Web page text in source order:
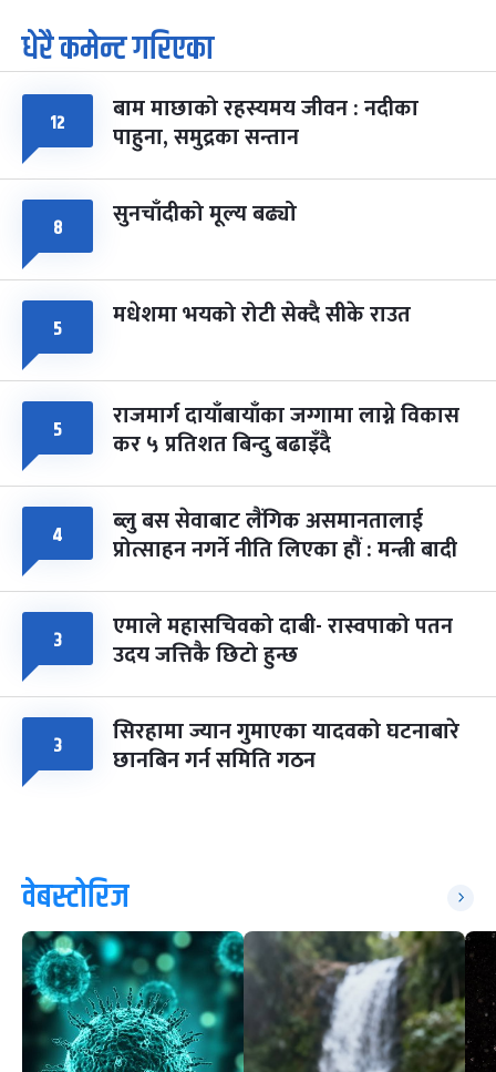
७
आइत
पूर्णिमा व्रत
चैत्र ७, २०८३-Mar 21, 2027
८ फागुपूर्णिमा
चैत्र ८, २०८३-Mar 22, 2027
७ महिना बाँकी
धेरै कमेन्ट गरिएका
१२ बाम माछाको रहस्यमय जीवन : नदीका
पाहुना, समुद्रका सन्तान
८ सुनचाँदीको मूल्य बढ्यो
५ मधेशमा भयको रोटी सेक्दै सीके राउत
५ राजमार्ग दायाँबायाँका जग्गामा लाग्ने विकास
कर ५ प्रतिशत बिन्दु बढाइँदै
४ ब्लु बस सेवाबाट लैंगिक असमानतालाई
प्रोत्साहन नगर्ने नीति लिएका हौं : मन्त्री बादी
३ एमाले महासचिवको दाबी- रास्वपाको पतन
उदय जत्तिकै छिटो हुन्छ
३ सिरहामा ज्यान गुमाएका यादवको घटनाबारे
छानबिन गर्न समिति गठन
वेबस्टोरिज